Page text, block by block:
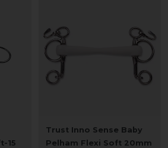
15
Trust Inno Sense Baby
Pelham Flexi Soft 20mm